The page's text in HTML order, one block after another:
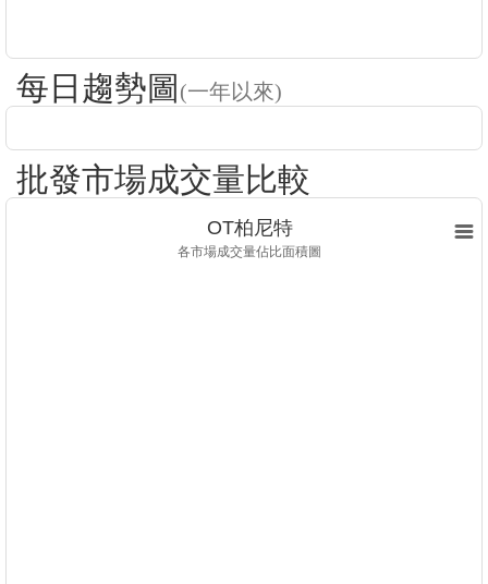
每日趨勢圖 (一年以來)
批發市場成交量比較
OT柏尼特
各市場成交量佔比面積圖